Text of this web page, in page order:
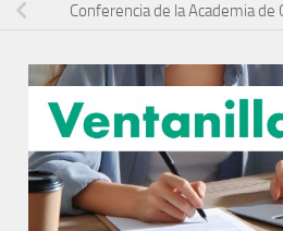
Conferencia de la Academia de